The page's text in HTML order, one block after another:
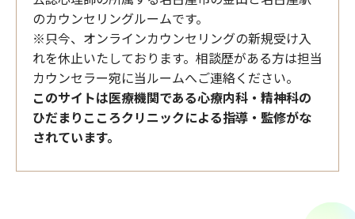
のカウンセリングルームです。
※只今、オンラインカウンセリングの新規受け入
れを休止いたしております。相談歴がある方は担当
カウンセラー宛に当ルームへご連絡ください。
このサイトは医療機関である心療内科・精神科の
ひだまりこころクリニックによる指導・監修がな
されています。